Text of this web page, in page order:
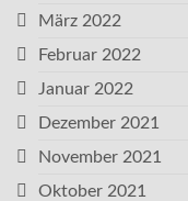
März 2022
Februar 2022
Januar 2022
Dezember 2021
November 2021
Oktober 2021